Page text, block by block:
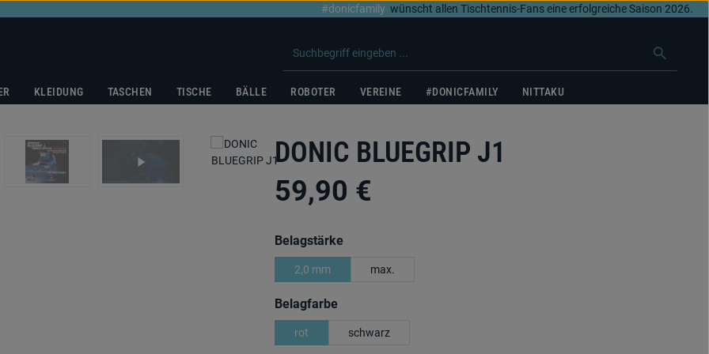
#donicfamily wünscht allen Tischtennis-Fans eine erfolgreiche Saison 2026.
KLEIDUNG TASCHEN TISCHE BÄLLE ROBOTER VEREINE #DONICFAMILY NITTAKU
DONIC BLUEGRIP J1
59,90 €
Belagstärkeauswählen
2,0 mm max.
Belagfarbeauswählen
rot schwarz